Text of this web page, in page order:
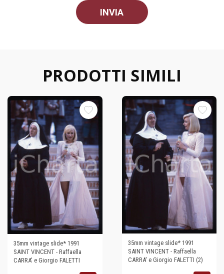
PRODOTTI SIMILI
35mm vintage slide* 1991
SAINT VINCENT - Raffaella
CARRA' e Giorgio FALETTI
35mm vintage slide* 1991
SAINT VINCENT - Raffaella
CARRA' e Giorgio FALETTI (2)